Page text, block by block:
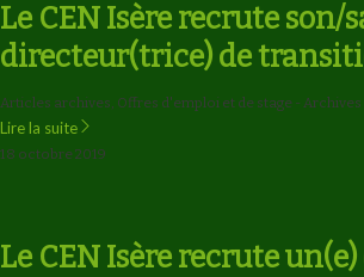
Le CEN Isère recrute son/
directeur(trice) de
Articles archives, Offres d'emploi et de stage - Archives
Lire la suite
18 octobre 2019
Le CEN Isère recrute